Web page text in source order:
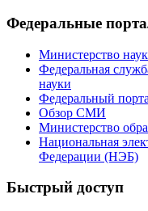
Федеральные
Министерство
Федеральная
науки
Федеральный
Обзор СМИ
Министерство
Национальная
Федерации (НЭБ)
Быстрый доступ